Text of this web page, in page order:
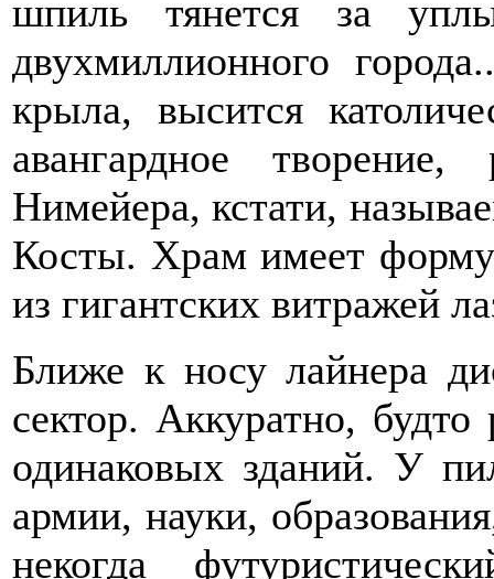
шпиль тянется за
двухмиллионного
крыла, высится
авангардное
Нимейера, кстати,
Косты. Храм имеет
из гигантских витражей
Ближе к носу лайнера
сектор. Аккуратно,
одинаковых зданий. У
армии, науки,
некогда